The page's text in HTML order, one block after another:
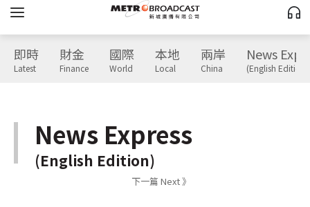
即時
Latest
財金
Finance
國際
World
本地
Local
兩岸
China
News
(English Edition)
News Express
(English Edition)
下一篇 Next 》